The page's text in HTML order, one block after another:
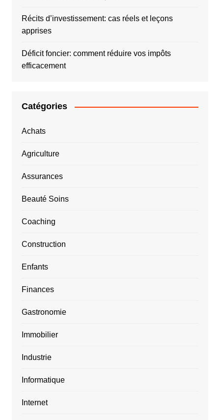
Récits d’investissement: cas réels et leçons
apprises
Déficit foncier: comment réduire vos impôts
efficacement
Catégories
Achats
Agriculture
Assurances
Beauté Soins
Coaching
Construction
Enfants
Finances
Gastronomie
Immobilier
Industrie
Informatique
Internet